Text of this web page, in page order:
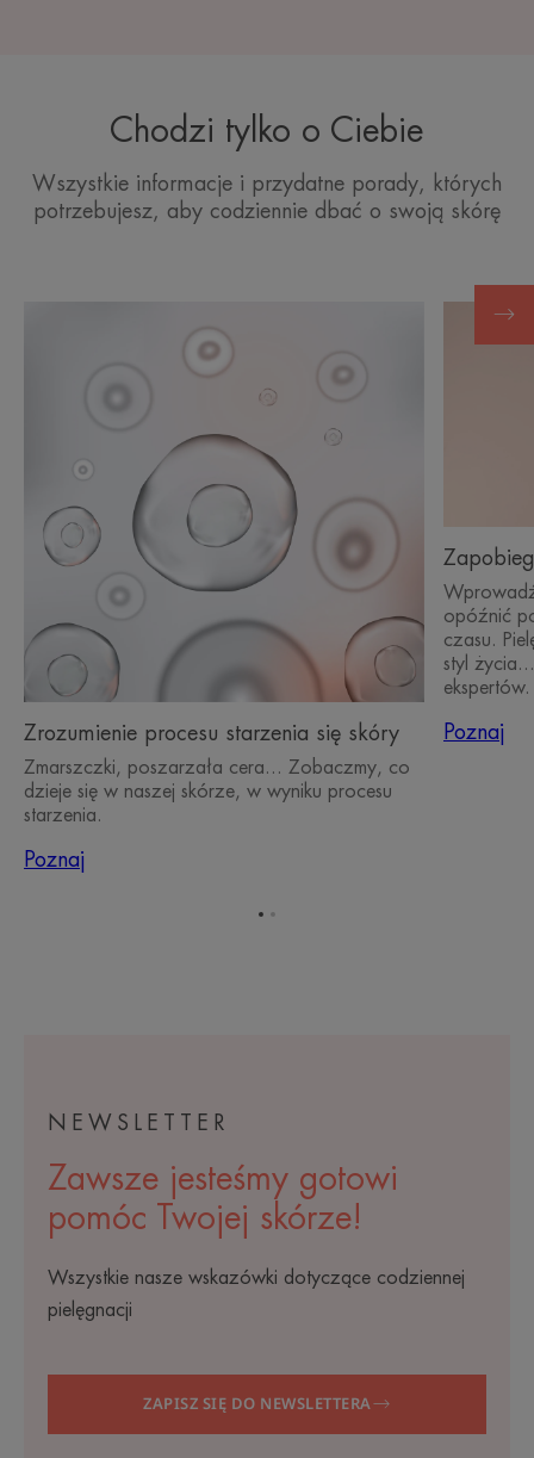
Chodzi tylko o Ciebie
Wszystkie informacje i przydatne porady, których
potrzebujesz, aby codziennie dbać o swoją skórę
Zrozumienie procesu starzenia się skóry
Zmarszczki, poszarzała cera... Zobaczmy, co
dzieje się w naszej skórze, w wyniku procesu
starzenia.
Poznaj
Poznaj
opóźnić
czasu.
styl
Poznaj
NEWSLETTER
Zawsze jesteśmy gotowi
pomóc Twojej skórze!
Wszystkie nasze wskazówki dotyczące codziennej
pielęgnacji
ZAPISZ SIĘ DO NEWSLETTERA